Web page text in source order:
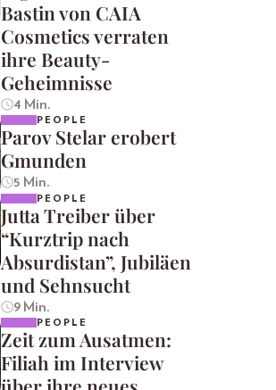
Bastin von CAIA
Cosmetics verraten
ihre Beauty-
Geheimnisse
4 Min.
PEOPLE
Parov Stelar erobert
Gmunden
5 Min.
PEOPLE
Jutta Treiber über
“Kurztrip nach
Absurdistan”, Jubiläen
und Sehnsucht
9 Min.
PEOPLE
Zeit zum Ausatmen:
Filiah im Interview